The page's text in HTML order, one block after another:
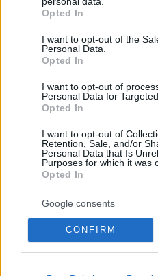
grant or deny consent to
use your data for below
consent section.
Opted In
I want to opt-out of the
Personal Data.
Opted In
I want to opt-out of
Personal Data for
Opted In
I want to opt-out of
Retention, Sale, and/or
Personal Data that Is
Purposes for which it was
Opted In
Google consents
CONFIRM
Γλυκό ψυγείου με φρυγανιά
προαναγγέλλει η Τεχεράνη
πριν 14 λεπτά
Χίου και σε επαφή με τη
πριν 20 λεπτά
Η Βανέσα Παραντί
σύζυγό της έπειτα από
πριν 21 λεπτά
Ισχυροί άνεμοι και ριπές
Ποιες περιοχές τίθενται σε
Red Code
πριν 30 λεπτά